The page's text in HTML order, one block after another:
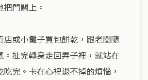
門關上。
店或小攤子買包餅乾，跟老闆隨
。扯完轉身走回弄子裡，就站在
吃完。卡在心裡退不掉的煩惱，